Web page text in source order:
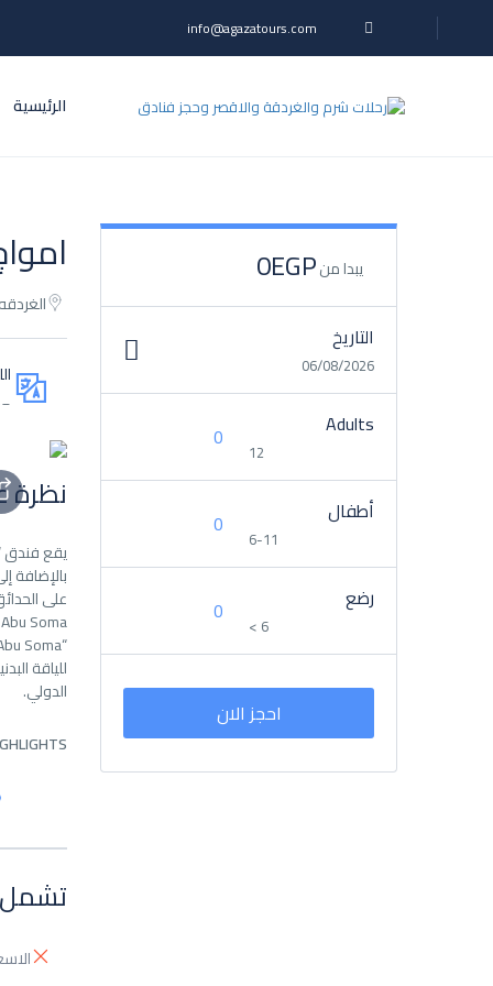
info@agazatours.com
الرئيسية
الغردقه
نظرة
الدولي.
يبدا من0EGP
التاريخ
06/08/2026
Adults
12
أطفال
6-11
رضع
< 6
احجز الان